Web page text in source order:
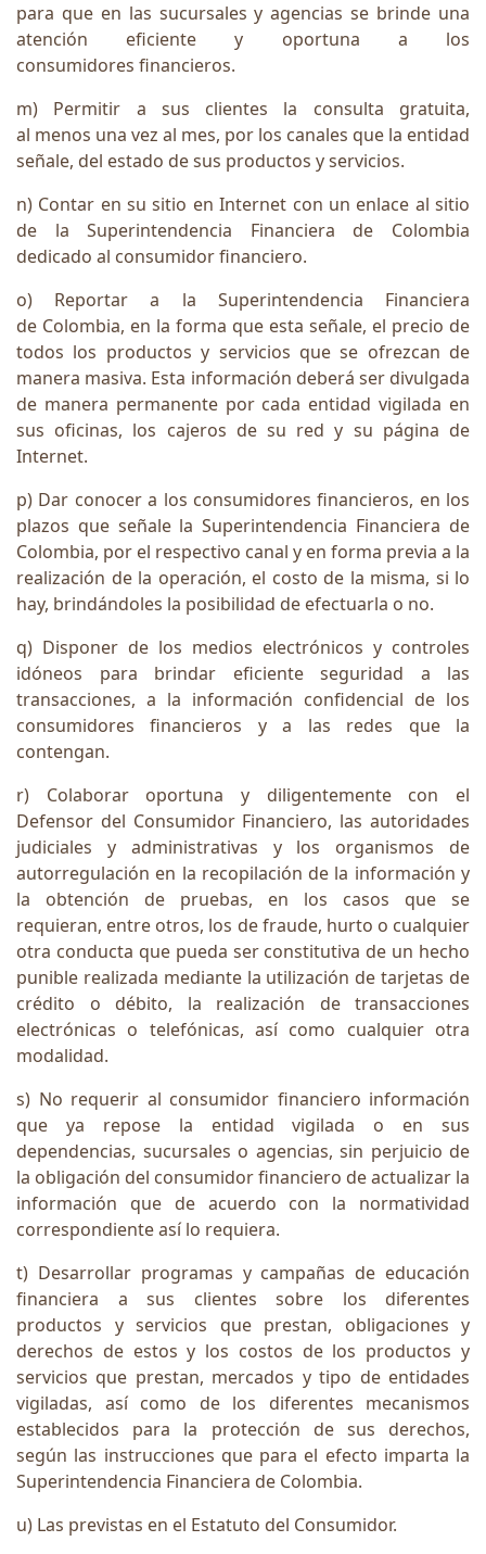
para que en las sucursales y agencias se brinde una
atención eficiente y oportuna a los
consumidores financieros.
m) Permitir a sus clientes la consulta gratuita,
al menos una vez al mes, por los canales que la entidad
señale, del estado de sus productos y servicios.
n) Contar en su sitio en Internet con un enlace al sitio
de la Superintendencia Financiera de Colombia
dedicado al consumidor financiero.
o) Reportar a la Superintendencia Financiera
de Colombia, en la forma que esta señale, el precio de
todos los productos y servicios que se ofrezcan de
manera masiva. Esta información deberá ser divulgada
de manera permanente por cada entidad vigilada en
sus oficinas, los cajeros de su red y su página de
Internet.
p) Dar conocer a los consumidores financieros, en los
plazos que señale la Superintendencia Financiera de
Colombia, por el respectivo canal y en forma previa a la
realización de la operación, el costo de la misma, si lo
hay, brindándoles la posibilidad de efectuarla o no.
q) Disponer de los medios electrónicos y controles
idóneos para brindar eficiente seguridad a las
transacciones, a la información confidencial de los
consumidores financieros y a las redes que la
contengan.
r) Colaborar oportuna y diligentemente con el
Defensor del Consumidor Financiero, las autoridades
judiciales y administrativas y los organismos de
autorregulación en la recopilación de la información y
la obtención de pruebas, en los casos que se
requieran, entre otros, los de fraude, hurto o cualquier
otra conducta que pueda ser constitutiva de un hecho
punible realizada mediante la utilización de tarjetas de
crédito o débito, la realización de transacciones
electrónicas o telefónicas, así como cualquier otra
modalidad.
s) No requerir al consumidor financiero información
que ya repose la entidad vigilada o en sus
dependencias, sucursales o agencias, sin perjuicio de
la obligación del consumidor financiero de actualizar la
información que de acuerdo con la normatividad
correspondiente así lo requiera.
t) Desarrollar programas y campañas de educación
financiera a sus clientes sobre los diferentes
productos y servicios que prestan, obligaciones y
derechos de estos y los costos de los productos y
servicios que prestan, mercados y tipo de entidades
vigiladas, así como de los diferentes mecanismos
establecidos para la protección de sus derechos,
según las instrucciones que para el efecto imparta la
Superintendencia Financiera de Colombia.
u) Las previstas en el Estatuto del Consumidor.